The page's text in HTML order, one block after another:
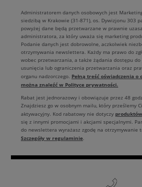
Administratorem danych osobowych jest
siedzibą w Krakowie (31-871), os. Dywizjonu 303
powyżej dane będą przetwarzane w prawnie
administratora, za który uważa się marketing
Podanie danych jest dobrowolne, aczkolwiek
otrzymywania newslettera. Każdy ma prawo do
wobec przetwarzania, a także żądania dostępu do
usunięcia lub ograniczenia przetwarzania oraz
organu nadzorczego. Pełną treść oświadczenia
można znaleźć w Polityce prywatności.
Rabat jest jednorazowy i obowiązuje przez 48
Znajdziesz go w osobnym mailu, który prześlemy
aktywacyjny. Kod rabatowy nie dotyczy
się z innymi promocjami i akcjami specjalnymi.
do newslettera wyrażasz zgodę na otrzymywanie
Szczegóły w regulaminie.